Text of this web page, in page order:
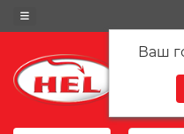
Ваш